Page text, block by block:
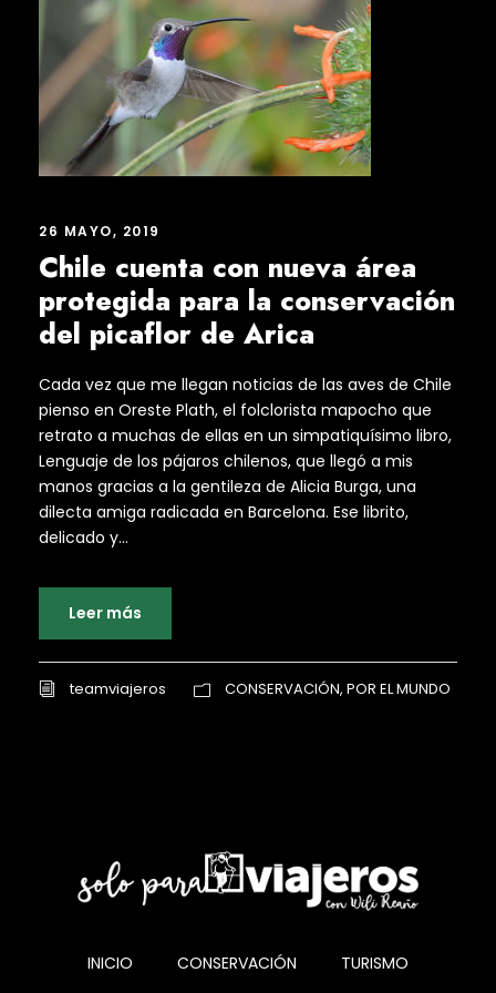
26 MAYO, 2019
Chile cuenta con nueva área
protegida para la conservación
del picaflor de Arica
Cada vez que me llegan noticias de las aves de Chile
pienso en Oreste Plath, el folclorista mapocho que
retrato a muchas de ellas en un simpatiquísimo libro,
Lenguaje de los pájaros chilenos, que llegó a mis
manos gracias a la gentileza de Alicia Burga, una
dilecta amiga radicada en Barcelona. Ese librito,
delicado y...
Leer más
teamviajeros CONSERVACIÓN, POR EL MUNDO
INICIO CONSERVACIÓN TURISMO